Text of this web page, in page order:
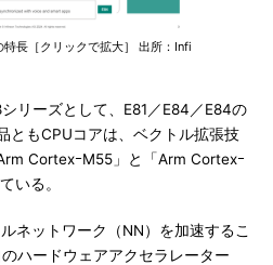
長［クリックで拡大］ 出所：Infi
リーズとして、E81／E84／E84の
ともCPUコアは、ベクトル拡張技
CortexｰM55」と「Arm Cortexｰ
いる。
ネットワーク（NN）を加速するこ
ハードウェアアクセラレーター